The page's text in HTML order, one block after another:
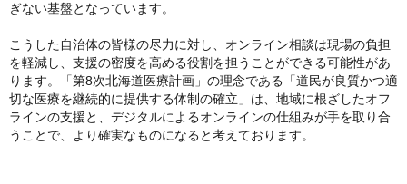
ぎない基盤となっています。
こうした自治体の皆様の尽力に対し、オンライン相談は現場の負担
を軽減し、支援の密度を高める役割を担うことができる可能性があ
ります。「第8次北海道医療計画」の理念である「道民が良質かつ適
切な医療を継続的に提供する体制の確立」は、地域に根ざしたオフ
ラインの支援と、デジタルによるオンラインの仕組みが手を取り合
うことで、より確実なものになると考えております。